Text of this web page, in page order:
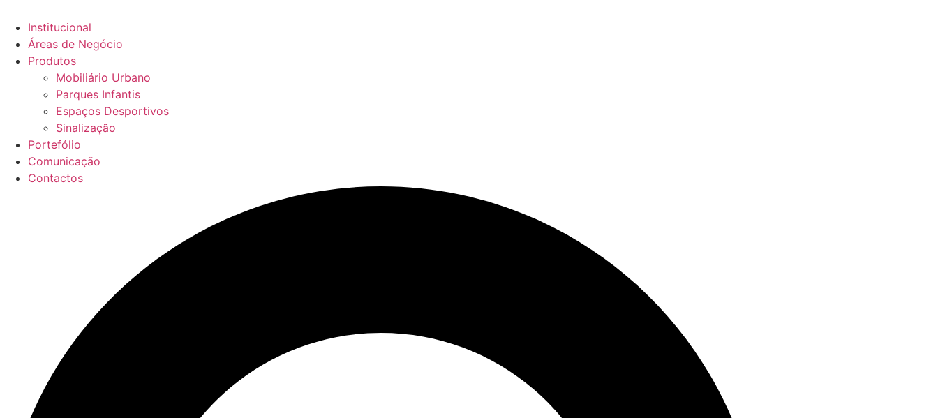
Institucional
Áreas de Negócio
Produtos
Mobiliário Urbano
Parques Infantis
Espaços Desportivos
Sinalização
Portefólio
Comunicação
Contactos